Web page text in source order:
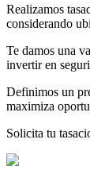
Realizamos
considerando
Te damos una
invertir en
Definimos un
maximiza
Solicita tu